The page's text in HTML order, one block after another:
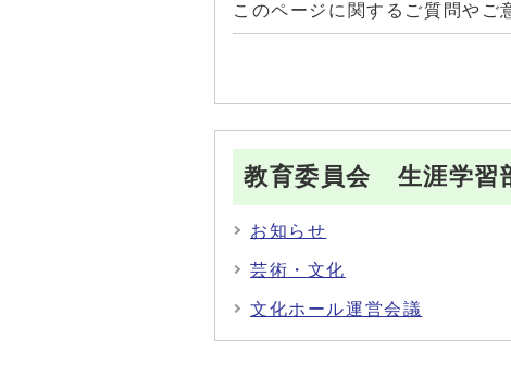
このページに関するご質問やご
教育委員会 生涯学習
お知らせ
芸術・文化
文化ホール運営会議